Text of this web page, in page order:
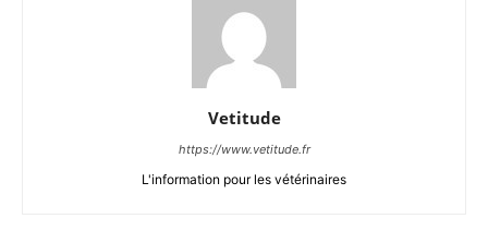
Vetitude
https://www.vetitude.fr
L'information pour les vétérinaires